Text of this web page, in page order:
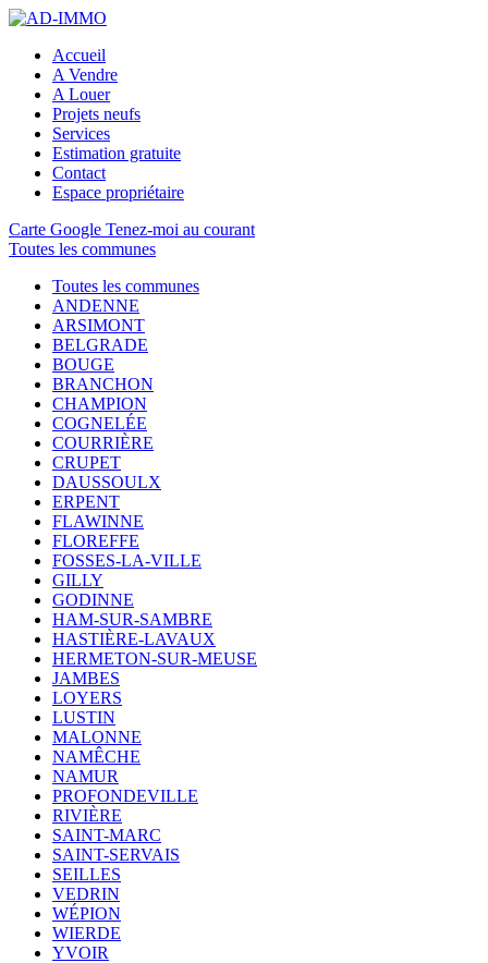
Accueil
A Vendre
A Louer
Projets neufs
Services
Estimation gratuite
Contact
Espace propriétaire
Carte Google Tenez-moi au courant
Toutes les communes
Toutes les communes
ANDENNE
ARSIMONT
BELGRADE
BOUGE
BRANCHON
CHAMPION
COGNELÉE
COURRIÈRE
CRUPET
DAUSSOULX
ERPENT
FLAWINNE
FLOREFFE
FOSSES-LA-VILLE
GILLY
GODINNE
HAM-SUR-SAMBRE
HASTIÈRE-LAVAUX
HERMETON-SUR-MEUSE
JAMBES
LOYERS
LUSTIN
MALONNE
NAMÊCHE
NAMUR
PROFONDEVILLE
RIVIÈRE
SAINT-MARC
SAINT-SERVAIS
SEILLES
VEDRIN
WÉPION
WIERDE
YVOIR